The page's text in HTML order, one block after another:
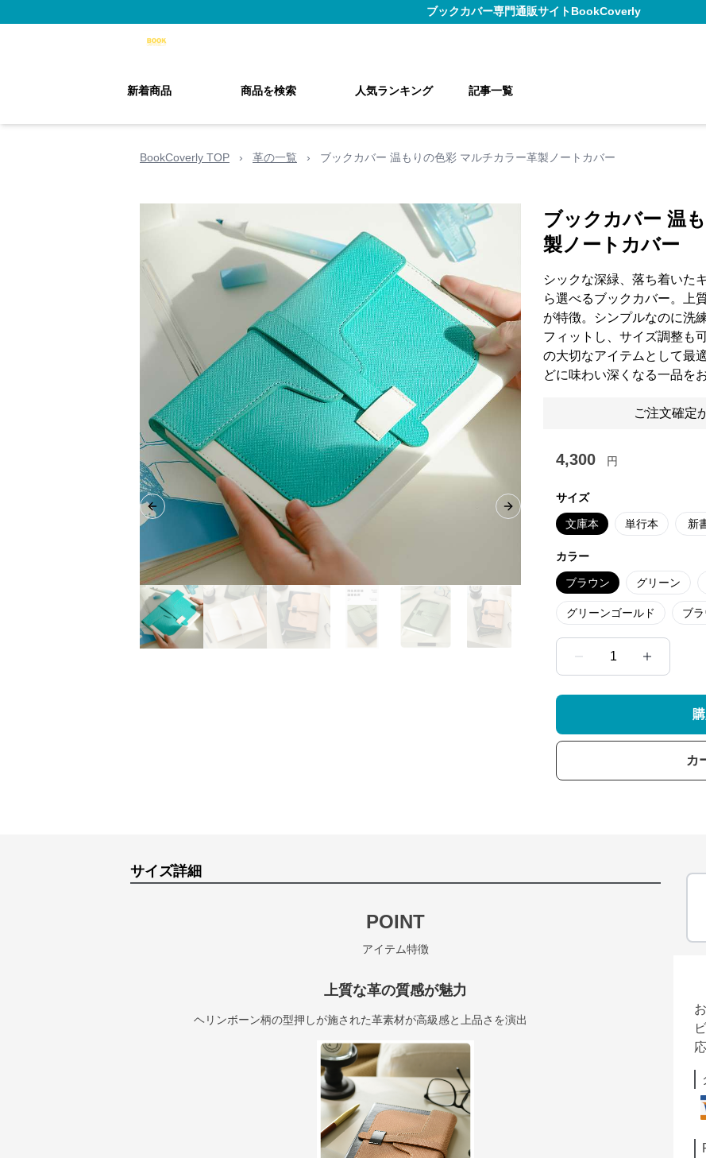
ブックカバー専門通販サイトBookCoverly
新着商品 商品を検索 人気ランキング 記事一覧
BookCoverly TOP › 革の一覧 › ブックカバー 温もりの色彩 マルチカラー革製ノートカバー
Previous slide Next slide
ブックカバー 温
製ノートカバー
シックな深緑、落ち着いた
ら選べるブックカバー。上
が特徴。シンプルなのに洗
フィットし、サイズ調整も
の大切なアイテムとして最
どに味わい深くなる一品を
ご注文確定
4,300 円
サイズ
文庫本 単行本 新
カラー
ブラウン グリーン
グリーンゴールド ブ
1
カ
サイズ詳細
POINT
アイテム特徴
上質な革の質感が魅力
ヘリンボーン柄の型押しが施された革素材が高級感と上品さを演出